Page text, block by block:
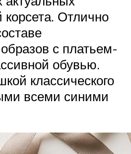
корсета. Отлично
с платьем-
обувью.
классического
всеми синими